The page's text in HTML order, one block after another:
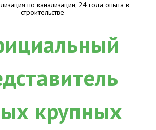
по канализации, 24 года опыта в
строительстве